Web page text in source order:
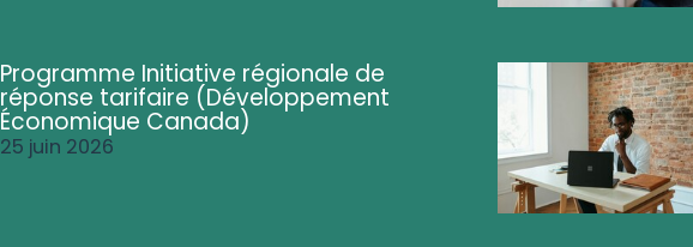
Programme Initiative régionale de
réponse tarifaire (Développement
Économique Canada)
25 juin 2026